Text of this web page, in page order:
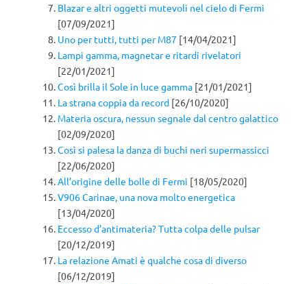
Blazar e altri oggetti mutevoli nel cielo di Fermi
[07/09/2021]
Uno per tutti, tutti per M87 [14/04/2021]
Lampi gamma, magnetar e ritardi rivelatori
[22/01/2021]
Così brilla il Sole in luce gamma [21/01/2021]
La strana coppia da record [26/10/2020]
Materia oscura, nessun segnale dal centro galattico
[02/09/2020]
Così si palesa la danza di buchi neri supermassicci
[22/06/2020]
All’origine delle bolle di Fermi [18/05/2020]
V906 Carinae, una nova molto energetica
[13/04/2020]
Eccesso d’antimateria? Tutta colpa delle pulsar
[20/12/2019]
La relazione Amati è qualche cosa di diverso
[06/12/2019]